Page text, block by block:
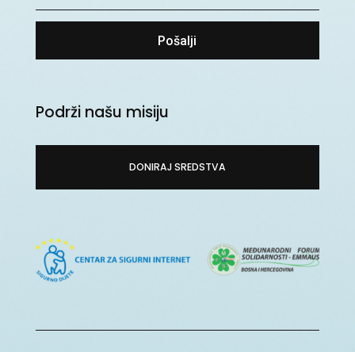
Pošalji
Podrži našu misiju
DONIRAJ SREDSTVA